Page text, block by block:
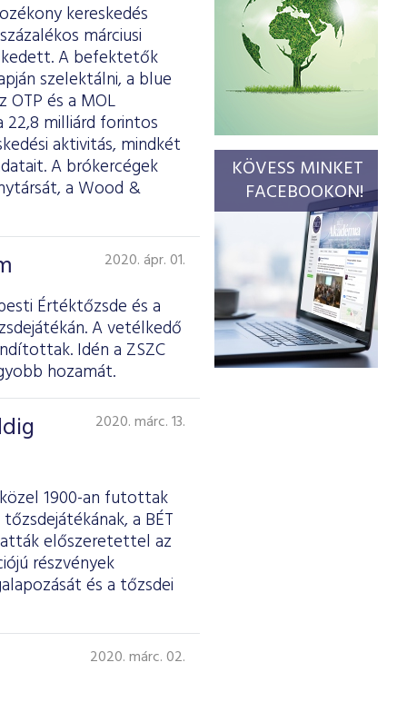
kereskedés
márciusi
A befektetők
szelektálni, a blue
és a MOL
milliárd forintos
aktivitás, mindkét
A brókercégek
a Wood &
2020. ápr. 01.
Értéktőzsde és a
A vetélkedő
Idén a ZSZC
hozamát.
2020. márc. 13.
1900-an futottak
a BÉT
előszeretettel az
részvények
és a tőzsdei
2020. márc. 02.
KÖVESS MINKET
FACEBOOKON!